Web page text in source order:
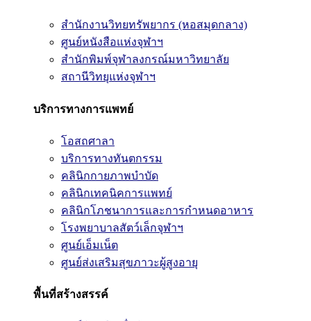
สำนักงานวิทยทรัพยากร (หอสมุดกลาง)
ศูนย์หนังสือแห่งจุฬาฯ
สำนักพิมพ์จุฬาลงกรณ์มหาวิทยาลัย
สถานีวิทยุแห่งจุฬาฯ
บริการทางการแพทย์
โอสถศาลา
บริการทางทันตกรรม
คลินิกกายภาพบำบัด
คลินิกเทคนิคการแพทย์
คลินิกโภชนาการและการกำหนดอาหาร
โรงพยาบาลสัตว์เล็กจุฬาฯ
ศูนย์เอ็มเน็ต
ศูนย์ส่งเสริมสุขภาวะผู้สูงอายุ
พื้นที่สร้างสรรค์